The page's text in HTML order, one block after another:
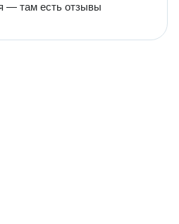
— там есть отзывы